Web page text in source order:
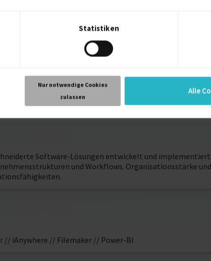
Statistiken
Nur notwendige Cookies
zulassen
Alle
Bournemouth
Software-Lösungen entwickelt und
und Workflows. Organisationsstärke
// iAnywhere // Filemaker // Power-BI